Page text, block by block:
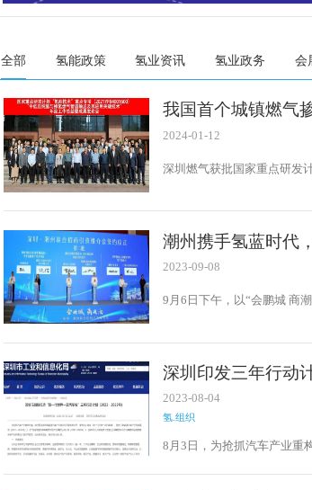
全部 氢能政策 氢业资讯 氢业政务 会
我国首个城镇燃气
2024-01-12
深圳燃气获批国家重点研发
潮州携手氢蓝时代
2023-09-08
9月6日下午，以“会鹏城 商
式链接深圳东部氢能走廊。
深圳印发三年行动
2023-08-04
氢.组织
8月3日，为抢抓汽车产业重
定并发布了《深圳市加快打